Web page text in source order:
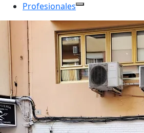
Profesionales